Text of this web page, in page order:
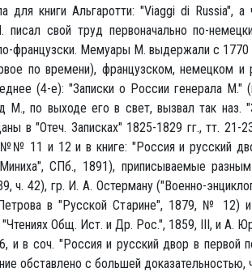
для книги Альгаротти: "Viaggi di Russia",
писал свой труд первоначально по-
французски. Мемуары М. выдержали с 1770
по времени), французском, немецком
(4-е): "Записки о России генерала М."
М., по выходе его в свет, вызвал так наз.
в "Отеч. Записках" 1825-1829 гг., тт. 21-
11 и 12 и в книге: "Россия и русский
СПб., 1891), приписываемые
ч. 42), гр. И. А. Остерману ("Военно-
в "Русской Старине", 1879, № 12)
Общ. Ист. и Др. Рос.", 1859, III, и А.
в соч. "Россия и русский двор в первой
обставлено с большей доказательностью,